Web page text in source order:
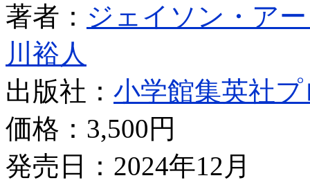
著者： ジェイソン・ア
川裕人
出版社： 小学館集英社
価格： 3,500円
発売日：2024年12月